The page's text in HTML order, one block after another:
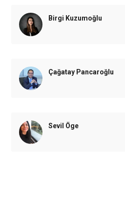
Birgi Kuzumoğlu
Çağatay Pancaroğlu
Sevil Öge